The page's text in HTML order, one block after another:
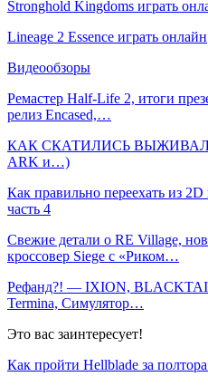
Stronghold Kingdoms играть
Lineage 2 Essence играть онлайн
Видеообзоры
Ремастер Half-Life 2, итоги
релиз Encased,…
КАК СКАТИЛИСЬ
ARK и…)
Как правильно переехать из
часть 4
Свежие детали о RE Village,
кроссовер Siege с «Риком…
Рефанд?! — IXION,
Termina, Симулятор…
Это вас заинтересует!
Как пройти Hellblade за